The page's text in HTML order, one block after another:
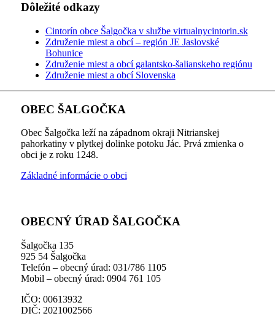
Dôležité odkazy
Cintorín obce Šalgočka v službe virtualnycintorin.sk
Združenie miest a obcí – región JE Jaslovské
Bohunice
Združenie miest a obcí galantsko-šalianskeho regiónu
Združenie miest a obcí Slovenska
OBEC ŠALGOČKA
Obec Šalgočka leží na západnom okraji Nitrianskej
pahorkatiny v plytkej dolinke potoku Jác. Prvá zmienka o
obci je z roku 1248.
Základné informácie o obci
OBECNÝ ÚRAD ŠALGOČKA
Šalgočka 135
925 54 Šalgočka
Telefón – obecný úrad: 031/786 1105
Mobil – obecný úrad: 0904 761 105
IČO: 00613932
DIČ: 2021002566